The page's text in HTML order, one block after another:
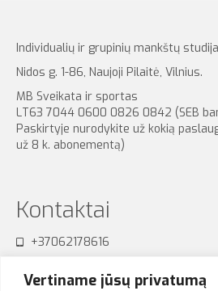
Vertiname jūsų privatumą
Individualių ir grupinių mankštų
Nidos g. 1-86, Naujoji Pilaitė, Vilnius.
MB Sveikata ir sportas
LT63 7044 0600 0826 0842 (SEB
Paskirtyje nurodykite už kokią
už 8 k. abonementą)
Kontaktai
+37062178616